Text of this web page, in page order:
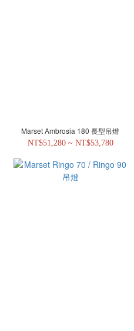
Marset Ambrosia 180 長型吊燈
NT$51,280 ~ NT$53,780